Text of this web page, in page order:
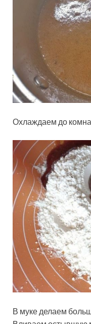
Охлаждаем до
В муке делаем